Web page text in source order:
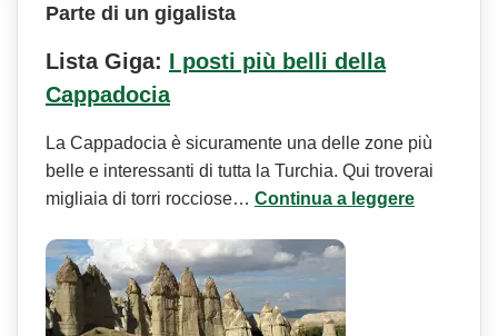
Parte di un gigalista
Lista Giga: I posti più belli della
Cappadocia
La Cappadocia è sicuramente una delle zone più
belle e interessanti di tutta la Turchia. Qui troverai
migliaia di torri rocciose… Continua a leggere